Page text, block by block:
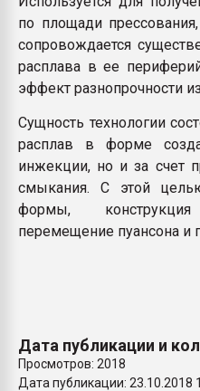
по площади
сопровождается
расплава в ее
эффект разнопрочности
Сущность технологии
расплав в форме
инжекции, но и за счет
смыкания. С этой
формы,
перемещение пуансона
Дата публикации и
Просмотров: 2018
Дата публикации: 23.10.2018